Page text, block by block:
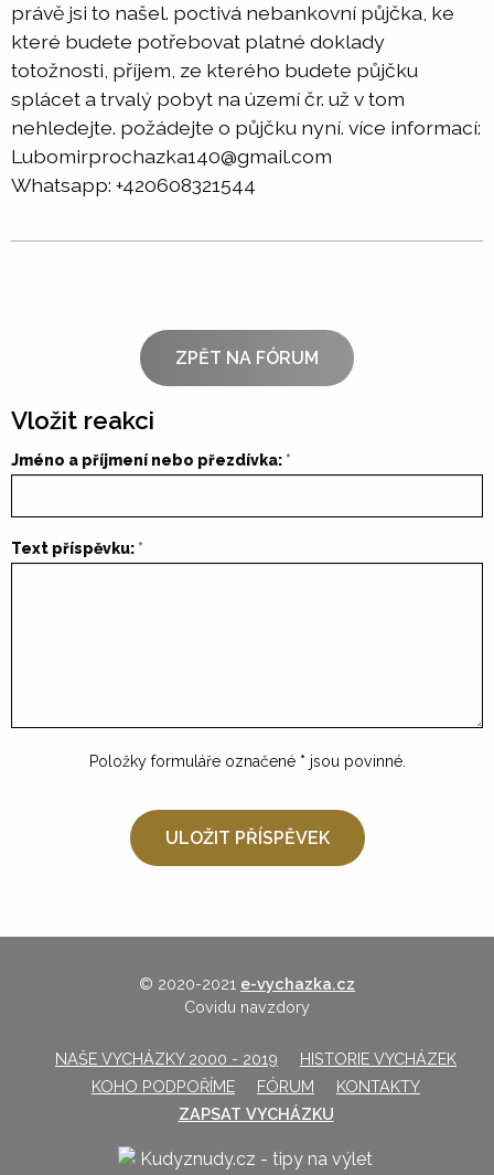
právě jsi to našel. poctivá nebankovní půjčka, ke
které budete potřebovat platné doklady
totožnosti, příjem, ze kterého budete půjčku
splácet a trvalý pobyt na území čr. už v tom
nehledejte. požádejte o půjčku nyní. více informací:
Lubomirprochazka140@gmail.com
Whatsapp: +420608321544
ZPĚT NA FÓRUM
Vložit reakci
Jméno a příjmení nebo přezdívka:
Text příspěvku:
Položky formuláře označené * jsou povinné.
© 2020-2021 e-vychazka.cz
Covidu navzdory
NAŠE VYCHÁZKY 2000 - 2019
HISTORIE VYCHÁZEK
KOHO PODPOŘÍME
FÓRUM
KONTAKTY
ZAPSAT VYCHÁZKU